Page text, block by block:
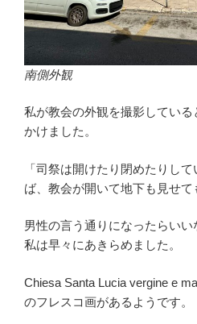
南側外観
私が教会の外観を撮影してい
かけました。
「司祭は開けたり閉めたりし
ば、教会が開いて地下も見せて
男性の言う通りになったらいい
私は早々にあきらめました。
Chiesa Santa Lucia vergine e
のフレスコ画があるようです。